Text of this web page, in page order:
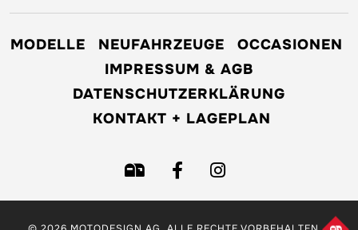
MODELLE NEUFAHRZEUGE
OCCASIONEN
IMPRESSUM & AGB
DATENSCHUTZERKLÄRUNG
KONTAKT + LAGEPLAN